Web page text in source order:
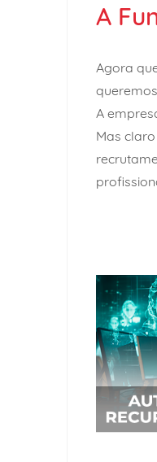
A
Agora
A
Mas